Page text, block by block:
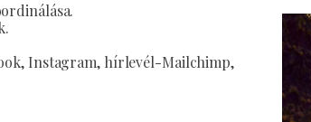
Instagram, hírlevél-Mailchimp,